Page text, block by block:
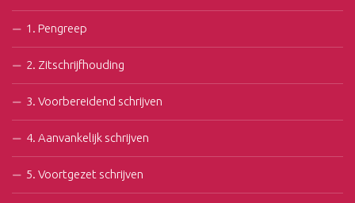
1. Pengreep
2. Zitschrijfhouding
3. Voorbereidend schrijven
4. Aanvankelijk schrijven
5. Voortgezet schrijven